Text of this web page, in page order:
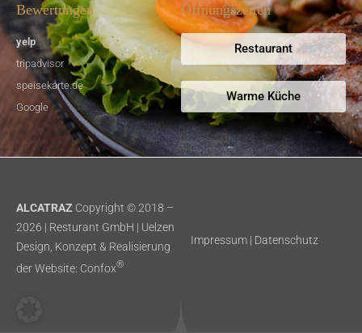
Bewertungen
yelp
tripadvisor
speisekarte.de
Google
Öffnungszeiten
Restaurant
Warme Küche
ALCATRAZ Copyright © 2018 –
2026 | Resturant GmbH | Uelzen
Design, Konzept & Realisierung
der Website: Confox®
Impressum | Datenschutz